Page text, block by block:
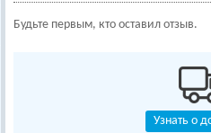
Будьте первым, кто оставил отзыв.
Узнать о